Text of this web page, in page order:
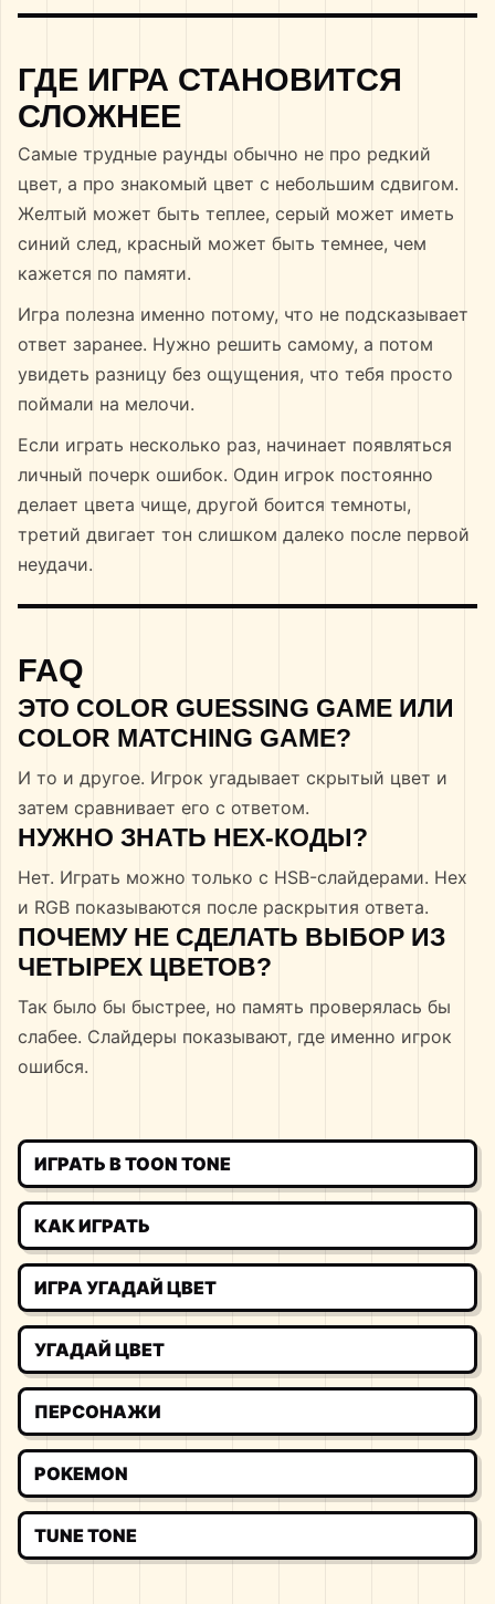
ГДЕ ИГРА СТАНОВИТСЯ
СЛОЖНЕЕ
Самые трудные раунды обычно не про редкий
цвет, а про знакомый цвет с небольшим сдвигом.
Желтый может быть теплее, серый может иметь
синий след, красный может быть темнее, чем
кажется по памяти.
Игра полезна именно потому, что не подсказывает
ответ заранее. Нужно решить самому, а потом
увидеть разницу без ощущения, что тебя просто
поймали на мелочи.
Если играть несколько раз, начинает появляться
личный почерк ошибок. Один игрок постоянно
делает цвета чище, другой боится темноты,
третий двигает тон слишком далеко после первой
неудачи.
FAQ
ЭТО COLOR GUESSING GAME ИЛИ
COLOR MATCHING GAME?
И то и другое. Игрок угадывает скрытый цвет и
затем сравнивает его с ответом.
НУЖНО ЗНАТЬ HEX-КОДЫ?
Нет. Играть можно только с HSB-слайдерами. Hex
и RGB показываются после раскрытия ответа.
ПОЧЕМУ НЕ СДЕЛАТЬ ВЫБОР ИЗ
ЧЕТЫРЕХ ЦВЕТОВ?
Так было бы быстрее, но память проверялась бы
слабее. Слайдеры показывают, где именно игрок
ошибся.
ИГРАТЬ В TOON TONE
КАК ИГРАТЬ
ИГРА УГАДАЙ ЦВЕТ
УГАДАЙ ЦВЕТ
ПЕРСОНАЖИ
POKEMON
TUNE TONE